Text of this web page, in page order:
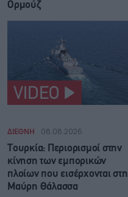
Ορμούζ
VIDEO
ΔΙΕΘΝΗ 08.08.2026
Τουρκία: Περιορισμοί στην
κίνηση των εμπορικών
πλοίων που εισέρχονται στη
Μαύρη Θάλασσα